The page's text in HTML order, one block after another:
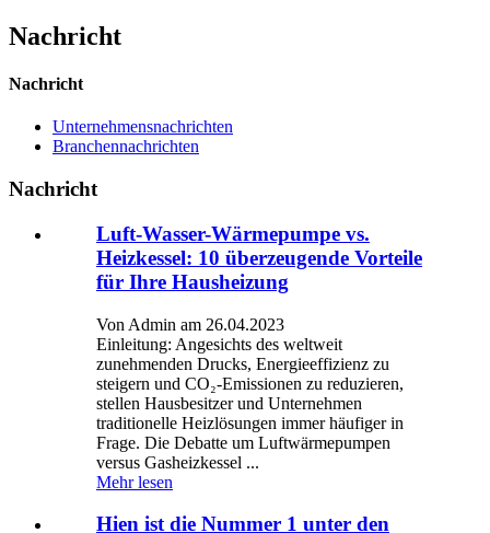
Nachricht
Nachricht
Unternehmensnachrichten
Branchennachrichten
Nachricht
Luft-Wasser-Wärmepumpe vs.
Heizkessel: 10 überzeugende Vorteile
für Ihre Hausheizung
Von Admin am 26.04.2023
Einleitung: Angesichts des weltweit
zunehmenden Drucks, Energieeffizienz zu
steigern und CO₂-Emissionen zu reduzieren,
stellen Hausbesitzer und Unternehmen
traditionelle Heizlösungen immer häufiger in
Frage. Die Debatte um Luftwärmepumpen
versus Gasheizkessel ...
Mehr lesen
Hien ist die Nummer 1 unter den